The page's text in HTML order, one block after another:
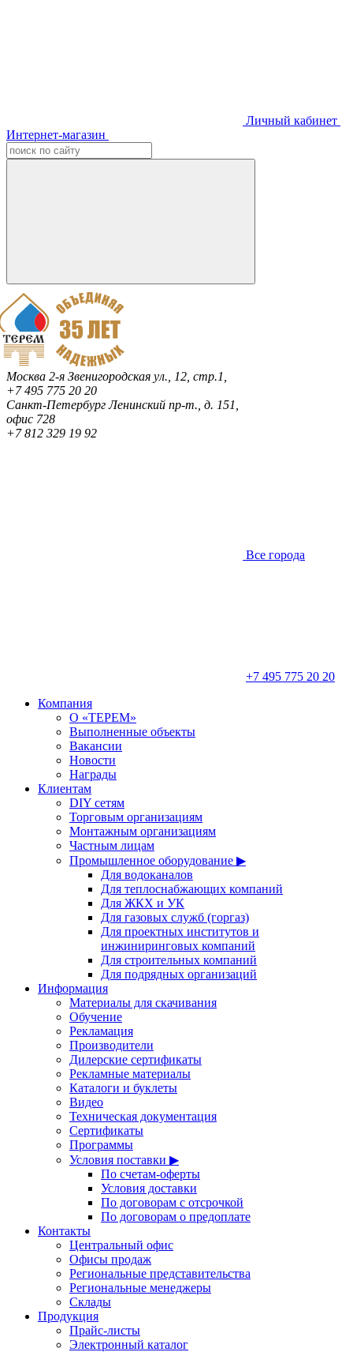
Личный кабинет
Интернет-магазин
Москва 2-я Звенигородская ул., 12, стр.1,
+7 495 775 20 20
Санкт-ПетербургЛенинский пр-т., д. 151,
офис 728
+7 812 329 19 92
Все города
+7 495 775 20 20
Компания
О «ТЕРЕМ»
Выполненные объекты
Вакансии
Новости
Награды
Клиентам
DIY сетям
Торговым организациям
Монтажным организациям
Частным лицам
Промышленное оборудование ▶
Для водоканалов
Для теплоснабжающих компаний
Для ЖКХ и УК
Для газовых служб (горгаз)
Для проектных институтов и
инжиниринговых компаний
Для строительных компаний
Для подрядных организаций
Информация
Материалы для скачивания
Обучение
Рекламация
Производители
Дилерские сертификаты
Рекламные материалы
Каталоги и буклеты
Видео
Техническая документация
Сертификаты
Программы
Условия поставки ▶
По счетам-оферты
Условия доставки
По договорам с отсрочкой
По договорам о предоплате
Контакты
Центральный офис
Офисы продаж
Региональные представительства
Региональные менеджеры
Склады
Продукция
Прайс-листы
Электронный каталог